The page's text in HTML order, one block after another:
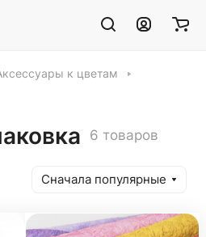
к цветам
6 товаров
Сначала популярные